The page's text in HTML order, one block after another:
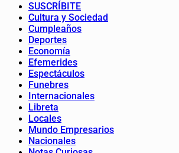
SUSCRÍBITE
Cultura y Sociedad
Cumpleaños
Deportes
Economía
Efemerides
Espectáculos
Funebres
Internacionales
Libreta
Locales
Mundo Empresarios
Nacionales